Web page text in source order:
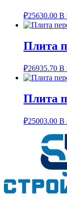
₽25630.00 В
Плита
₽26935.70 В
Плита
₽25003.00 В